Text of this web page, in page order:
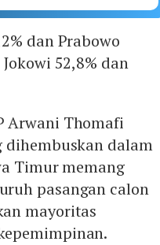
dan Prabowo
52,8% dan
Arwani Thomafi
dihembuskan dalam
Timur memang
pasangan calon
mayoritas